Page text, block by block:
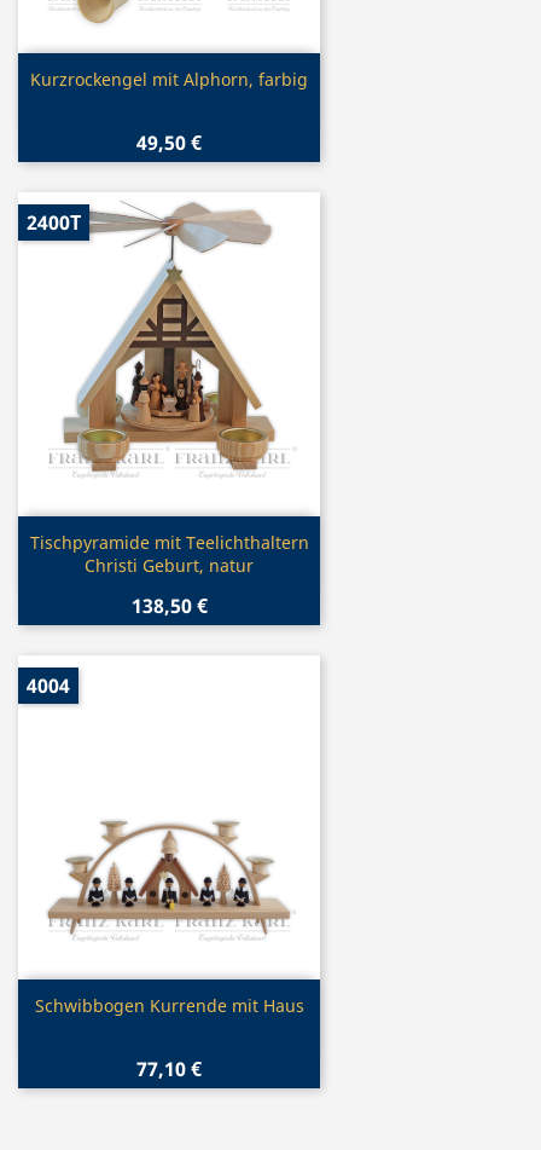
Vorschau
Kurzrockengel mit Alphorn, farbig
49,50 €
Vorschau
Tischpyramide mit Teelichthaltern
Christi Geburt, natur
138,50 €
2400T
Vorschau
Schwibbogen Kurrende mit Haus
77,10 €
4004